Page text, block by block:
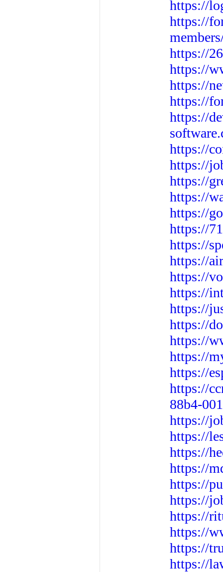
https://
https://
https://
https://
https://
https://
https://
https://
https://
https://
https://
https://
https://
https://
https://
https://
https://
https://
https://
https://
https://
https://
https://
88b4-
https://
https://
https://
https://
https://
https://
https://
https://
https://
https://